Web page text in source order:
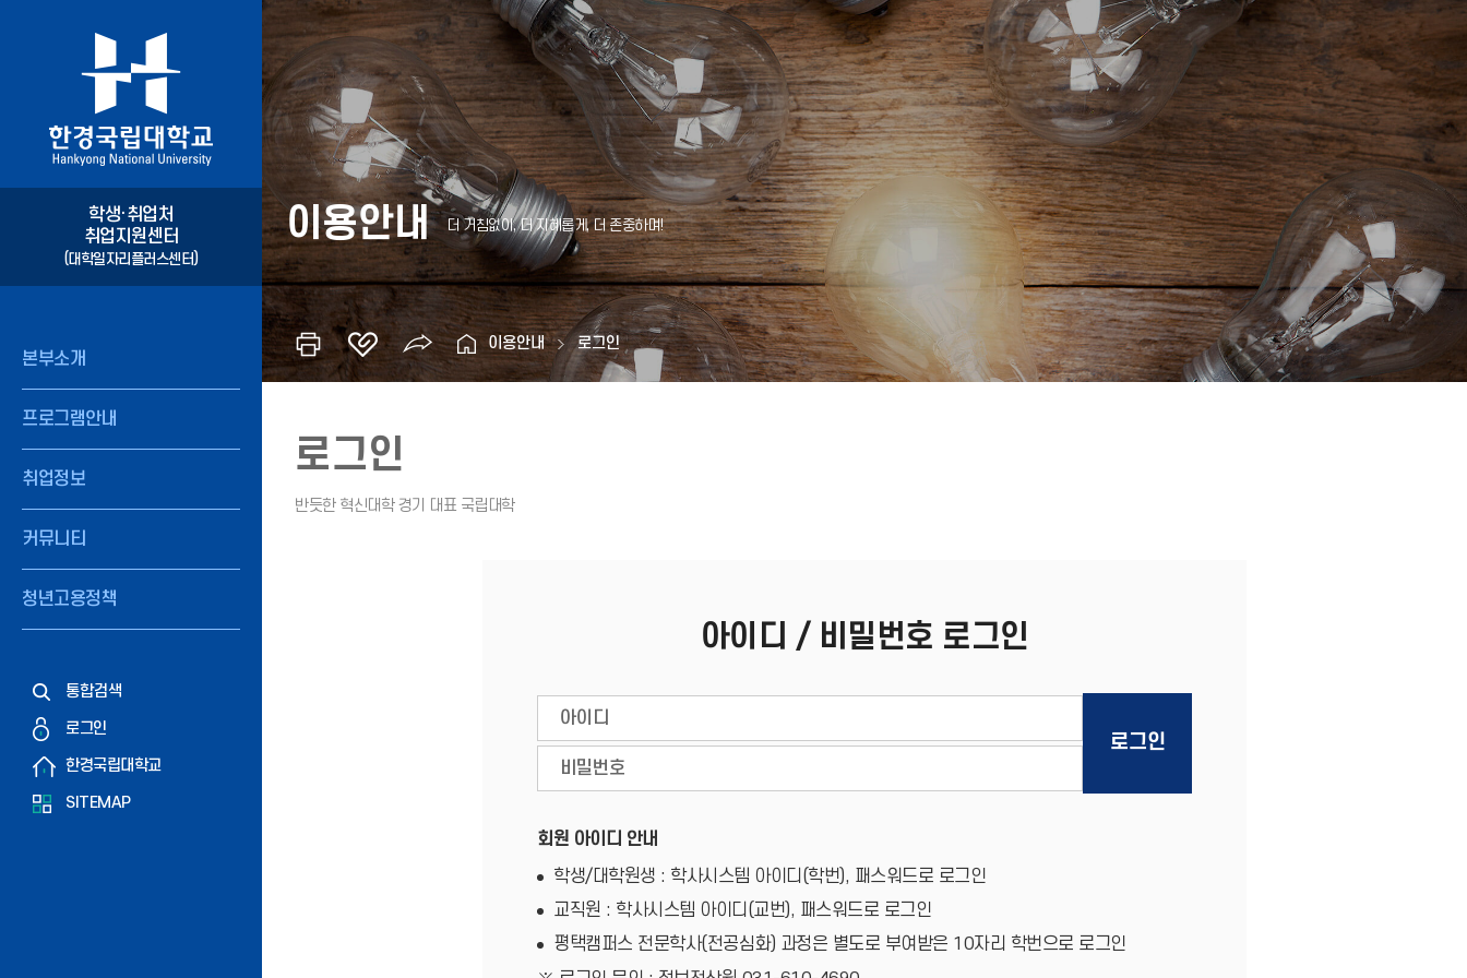
학생·취업처
취업지원센터
(대학일자리플러스센터)
본부소개
프로그램안내
취업정보
커뮤니티
청년고용정책
통합검색
로그인
한경국립대학교
SITEMAP
이용안내
이용안내 로그인
로그인
아이디 / 비밀번호 로그인
회원 아이디 안내
학생/대학원생 : 학사시스템 아이디(학번), 패스워드로 로그인
교직원 : 학사시스템 아이디(교번), 패스워드로 로그인
평택캠퍼스 전문학사(전공심화) 과정은 별도로 부여받은 10자리 학번으로 로그인